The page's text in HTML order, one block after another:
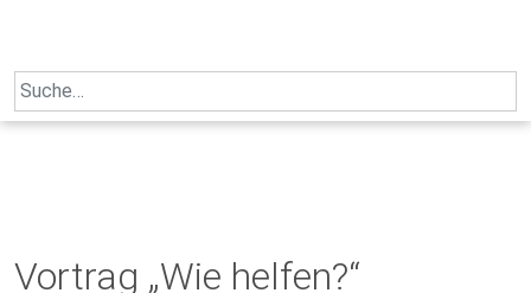
Search
for:
Vortrag „Wie helfen?“